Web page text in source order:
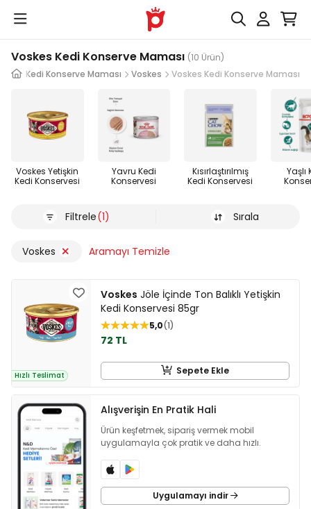
Voskes Kedi Konserve Maması (10 Ürün)
Kedi Konserve Maması Voskes Voskes Kedi Konserve Maması
Voskes Yetişkin
Kedi Konservesi
Yavru Kedi
Konservesi
Kısırlaştırılmış
Kedi Konservesi
Yaşlı
Filtrele(1) Sırala
Voskes Aramayı Temizle
Hızlı Teslimat
Voskes Jöle İçinde Ton Balıklı Yetişkin
Kedi Konservesi 85gr
5,0 1
72 TL
Sepete Ekle
Alışverişin En Pratik Hali
Ürün keşfetmek, sipariş vermek mobil
uygulamayla çok pratik ve daha hızlı.
Uygulamayı indir